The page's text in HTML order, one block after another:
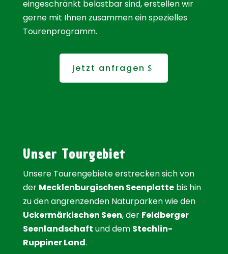
eingeschränkt belastbar sind, erstellen wir
gerne mit Ihnen zusammen ein spezielles
Tourenprogramm.
jetzt anfragen
Unser Tourgebiet
Unsere Tourengebiete erstrecken sich von
der Mecklenburgischen Seenplattebis hin
zu den angrenzenden Naturparken wie den
Uckermärkischen Seen, der Feldberger
Seenlandschaft und dem Stechlin-
Ruppiner Land.